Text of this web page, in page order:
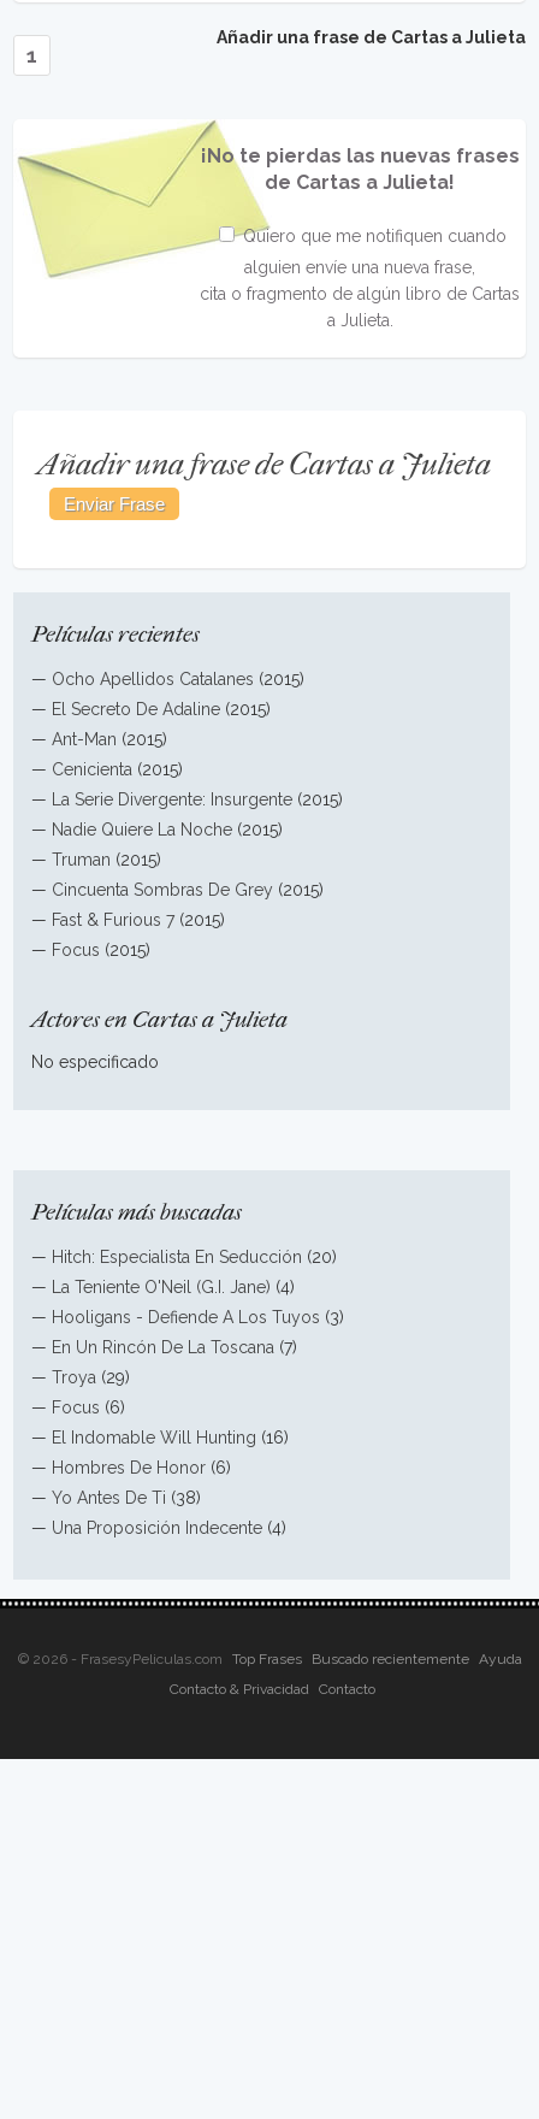
Añadir una frase de Cartas a Julieta
1
¡No te pierdas las nuevas frases
de Cartas a Julieta!
Quiero que me notifiquen cuando
alguien envíe una nueva frase,
cita o fragmento de algún libro de Cartas
a Julieta.
Añadir una frase de Cartas a Julieta
Películas recientes
— Ocho Apellidos Catalanes (2015)
— El Secreto De Adaline (2015)
—Ant-Man (2015)
— Cenicienta (2015)
—
La Serie Divergente: Insurgente (2015)
— Nadie Quiere La Noche (2015)
—Truman (2015)
— Cincuenta Sombras De Grey (2015)
— Fast & Furious 7 (2015)
— Focus (2015)
Actores en Cartas a Julieta
No especificado
Películas más buscadas
— Hitch: Especialista En Seducción (20)
—
La Teniente O'Neil (G.I. Jane) (4)
— Hooligans - Defiende A Los Tuyos (3)
— En Un Rincón De La Toscana (7)
—Troya (29)
— Focus (6)
— El Indomable Will Hunting (16)
— Hombres De Honor (6)
—Yo Antes De Ti (38)
— Una Proposición Indecente (4)
© 2026 - FrasesyPeliculas.com Top Frases Buscado recientemente
Ayuda
Contacto & Privacidad
Contacto